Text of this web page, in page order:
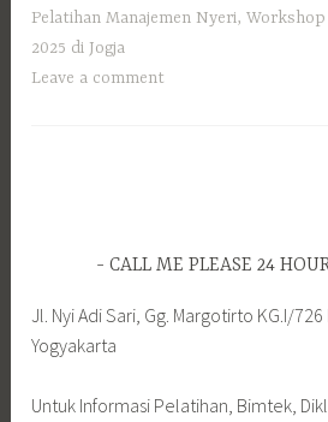
Pelatihan Manajemen Nyeri,Workshop
2025 di Jogja
Leave a comment
CALL ME PLEASE 24
Jl. Nyi Adi Sari, Gg. Margotirto KG.I/
Yogyakarta
Untuk Informasi Pelatihan, Bimtek,